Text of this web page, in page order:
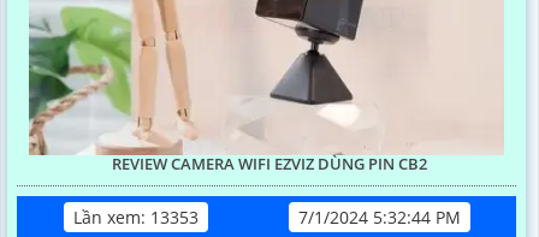
REVIEW CAMERA WIFI EZVIZ DÙNG PIN CB2
Lần xem: 13353
7/1/2024 5:32:44 PM